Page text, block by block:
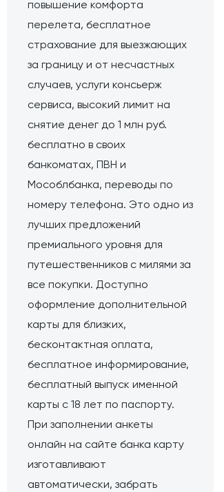
повышение комфорта
перелета, бесплатное
страхование для выезжающих
за границу и от несчастных
случаев, услуги консьерж
сервиса, высокий лимит на
снятие денег до 1 млн руб.
бесплатно в своих
банкоматах, ПВН и
Мособлбанка, переводы по
номеру телефона. Это одно из
лучших предложений
премиального уровня для
путешественников с милями за
все покупки. Доступно
оформление дополнительной
карты для близких,
бесконтактная оплата,
бесплатное информирование,
бесплатный выпуск именной
карты с 18 лет по паспорту.
При заполнении анкеты
онлайн на сайте банка карту
изготавливают
автоматически, забрать